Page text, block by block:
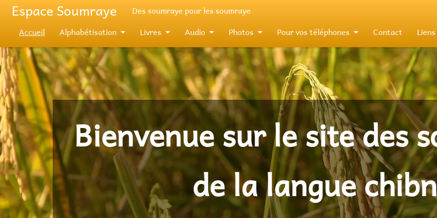
Aller au contenu principal
Espace Soumraye Des soumraye pour les soumraye
Accueil Alphabétisation Livres Audio Photos Pour vos téléphones Contact Liens
Bienvenue sur le site des
de la langue